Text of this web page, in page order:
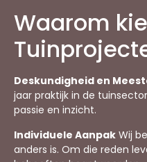
Waarom
Deskundigheid en
jaar praktijk in de
passie en inzicht.
Individuele Aanpak Wij
anders is. Om die reden